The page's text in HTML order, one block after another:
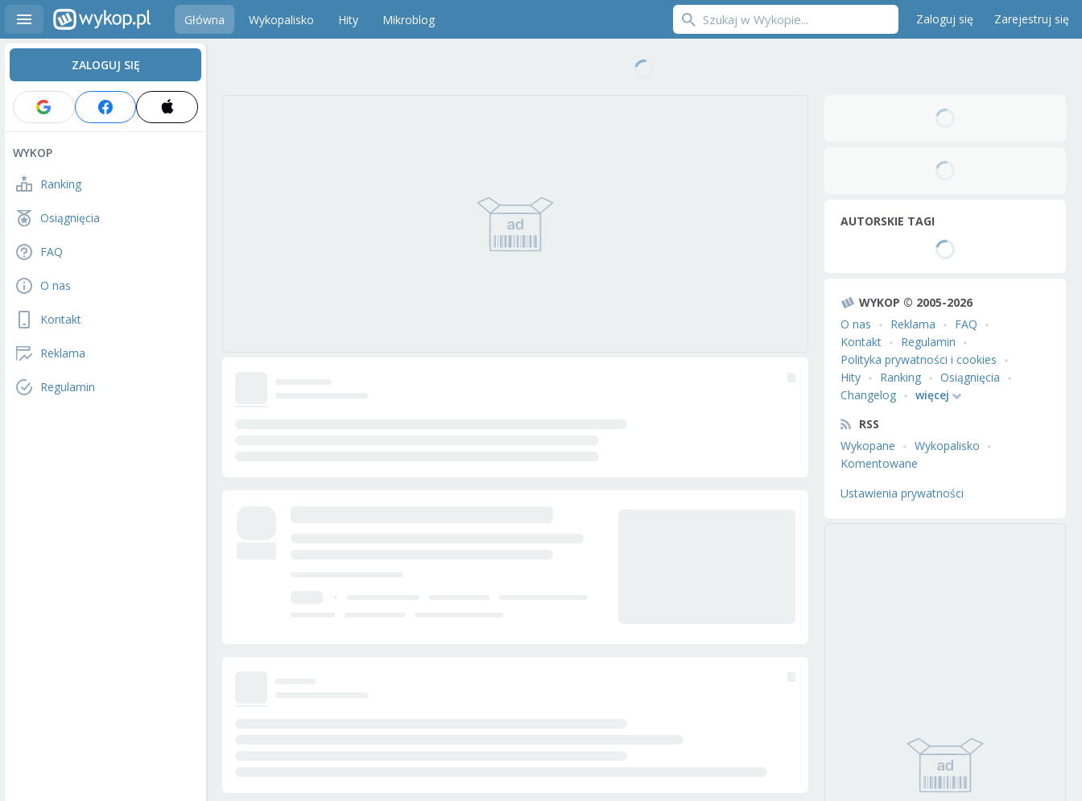
Główna Wykopalisko Hity Mikroblog Zaloguj się Zarejestruj się
ZALOGUJ SIĘ
WYKOP
Ranking
Osiągnięcia
FAQ
O nas
Kontakt
Reklama
Regulamin
AUTORSKIE TAGI
WYKOP © 2005-2026
O nas
Reklama
FAQ
Kontakt
Regulamin
Polityka prywatności i cookies
Hity
Ranking
Osiągnięcia
Changelog
więcej
RSS
Wykopane
Wykopalisko
Komentowane
Ustawienia prywatności